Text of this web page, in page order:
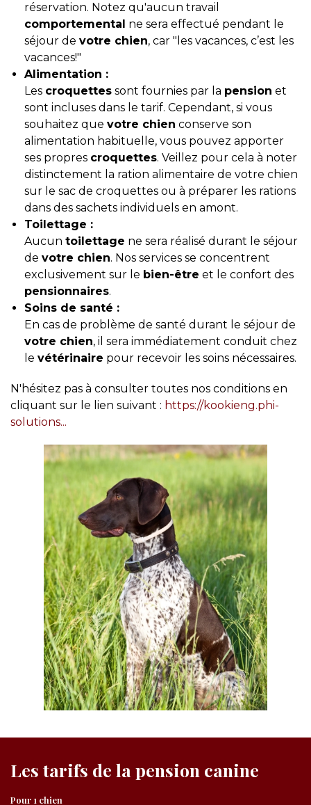
réservation. Notez qu'aucun travail
comportemental ne sera effectué pendant le
séjour de votre chien, car "les vacances, c’est les
vacances!"
Alimentation :
Les croquettes sont fournies par la pension et
sont incluses dans le tarif. Cependant, si vous
souhaitez que votre chien conserve son
alimentation habituelle, vous pouvez apporter
ses propres croquettes. Veillez pour cela à noter
distinctement la ration alimentaire de votre chien
sur le sac de croquettes ou à préparer les rations
dans des sachets individuels en amont.
Toilettage :
Aucun toilettage ne sera réalisé durant le séjour
de votre chien. Nos services se concentrent
exclusivement sur le bien-être et le confort des
pensionnaires.
Soins de santé :
En cas de problème de santé durant le séjour de
votre chien, il sera immédiatement conduit chez
le vétérinaire pour recevoir les soins nécessaires.
N'hésitez pas à consulter toutes nos conditions en
cliquant sur le lien suivant : https://kookieng.phi-
solutions...
Les tarifs de la pension canine
Pour 1 chien